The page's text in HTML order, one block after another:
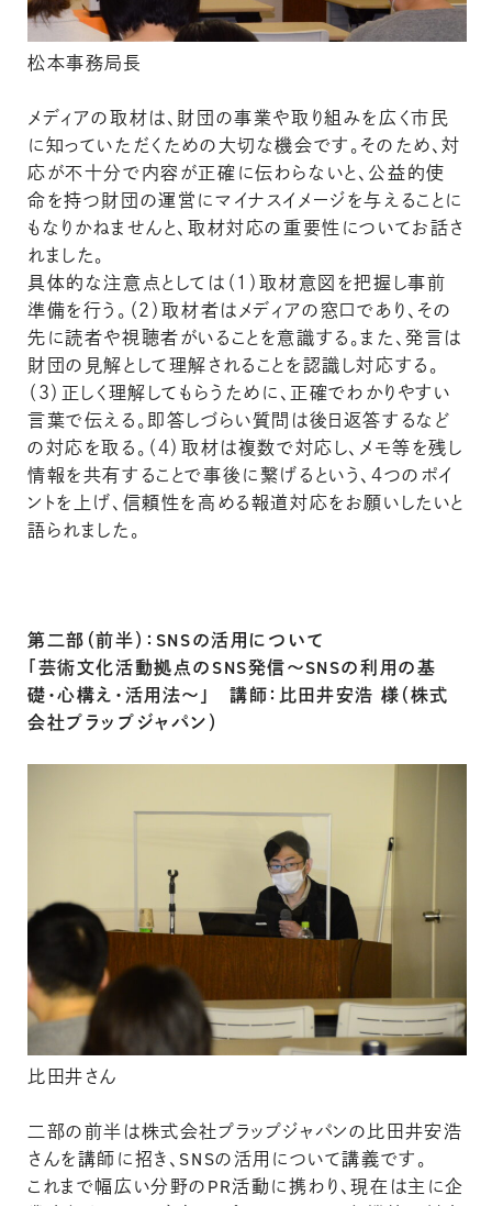
松本事務局長
メディアの取材は、財団の事業や取り組みを広く市民
に知っていただくための大切な機会です。そのため、対
応が不十分で内容が正確に伝わらないと、公益的使
命を持つ財団の運営にマイナスイメージを与えることに
もなりかねませんと、取材対応の重要性についてお話さ
れました。
具体的な注意点としては（１）取材意図を把握し事前
準備を行う。（２）取材者はメディアの窓口であり、その
先に読者や視聴者がいることを意識する。また、発言は
財団の見解として理解されることを認識し対応する。
（３）正しく理解してもらうために、正確でわかりやすい
言葉で伝える。即答しづらい質問は後日返答するなど
の対応を取る。（４）取材は複数で対応し、メモ等を残し
情報を共有することで事後に繋げるという、４つのポイ
ントを上げ、信頼性を高める報道対応をお願いしたいと
語られました。
第二部（前半）：SNSの活用について
「芸術文化活動拠点のSNS発信～SNSの利用の基
礎・心構え・活用法～」 講師：比田井安浩 様（株式
会社プラップジャパン）
比田井さん
二部の前半は株式会社プラップジャパンの比田井安浩
さんを講師に招き、SNSの活用について講義です。
これまで幅広い分野のPR活動に携わり、現在は主に企